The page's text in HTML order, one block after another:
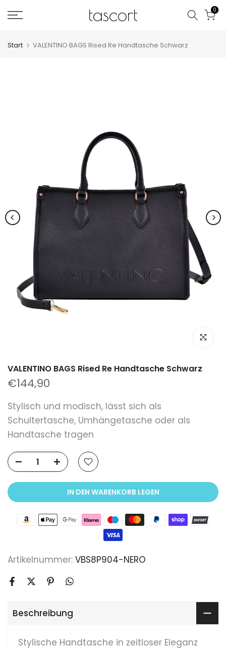
Zum
springen
0
Start VALENTINO BAGS Rised Re Handtasche Schwarz
klicken
VALENTINO BAGS Rised Re Handtasche Schwarz
€144,90
Stylisch und modisch, lässt sich als
Schultertasche, Umhängetasche oder als
Handtasche tragen
IN DEN WARENKORB LEGEN
Artikelnummer: VBS8P904-NERO
Beschreibung
Stylische Handtasche in zeitloser Eleganz